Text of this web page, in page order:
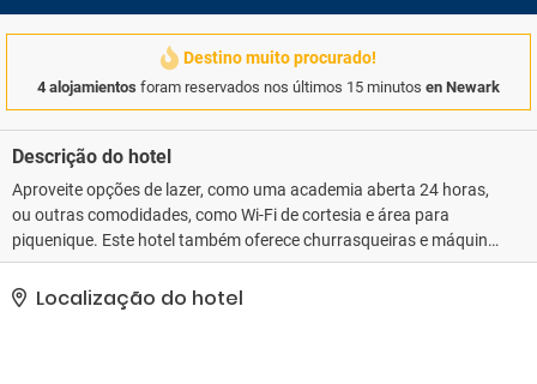
Destino muito procurado!
4 alojamientos foram reservados nos últimos 15 minutos en Newark
Descrição do hotel
Aproveite opções de lazer, como uma academia aberta 24 horas,
ou outras comodidades, como Wi-Fi de cortesia e área para
piquenique. Este hotel também oferece churrasqueiras e máquina
automática de vendas.. As comodidades presentes incluem um
business center 24 horas, jornais de cortesia no saguão e serviço
de lavanderia e lavagem a seco. Estacionamento grátis sem
Localização do hotel